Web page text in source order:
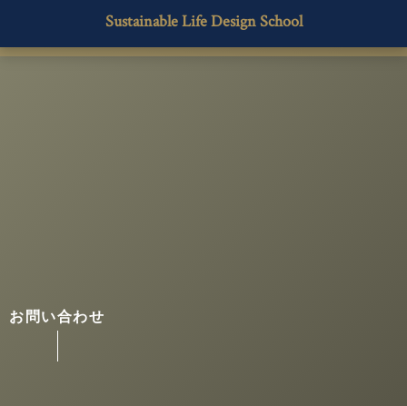
Sustainable Life Design School
お問い合わせ